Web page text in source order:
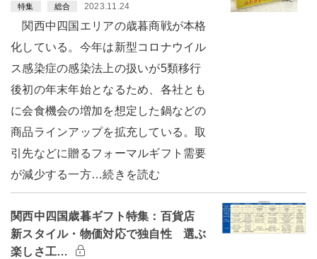
特集 総合 2023.11.24
関西中四国エリアの歳暮商戦が本格
化している。今年は新型コロナウイル
ス感染症の感染法上の扱いが5類移行
後初の年末年始となるため、各社とも
に会食機会の増加を想定した鍋などの
商品ラインアップを拡充している。取
引先などに贈るフォーマルギフト需要
が減少する一方…続きを読む
関西中四国歳暮ギフト特集：百貨店
新スタイル・物価対応で独自性 選ぶ
楽しさ工…